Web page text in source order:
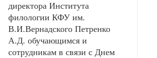
директора Института
филологии КФУ им.
В.И.Вернадского Петренко
А.Д. обучающимся и
сотрудникам в связи с Днем